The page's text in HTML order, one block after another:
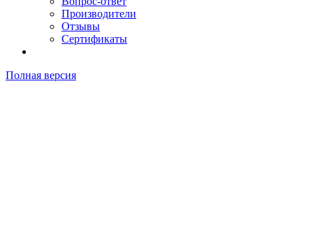
Производители
Отзывы
Сертификаты
Полная версия